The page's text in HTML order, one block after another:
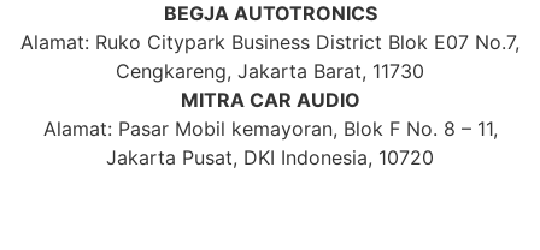
BEGJA AUTOTRONICS
Alamat: Ruko Citypark Business District Blok E07 No.7,
Cengkareng, Jakarta Barat, 11730
MITRA CAR AUDIO
Alamat: Pasar Mobil kemayoran, Blok F No. 8 – 11,
Jakarta Pusat, DKI Indonesia, 10720